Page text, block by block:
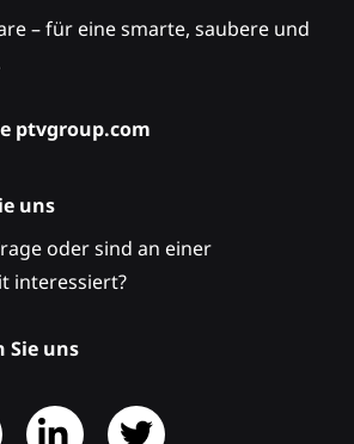
– für eine smarte, saubere und
ptvgroup.com
uns
oder sind an einer
interessiert?
Sie uns